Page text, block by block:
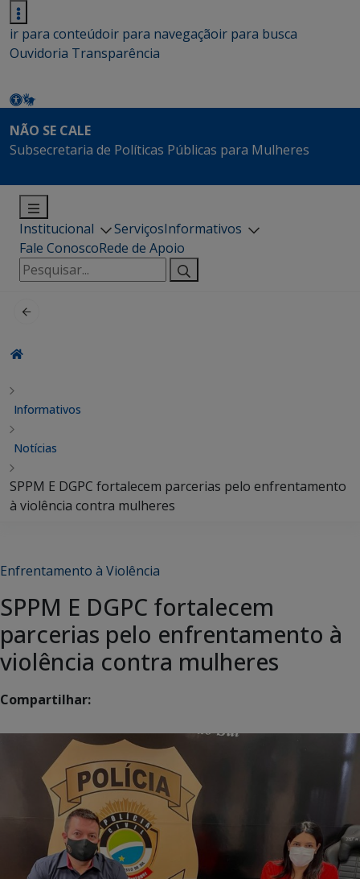
ir para conteúdoir para navegaçãoir para busca
Ouvidoria Transparência
NÃO SE CALE
Subsecretaria de Políticas Públicas para Mulheres
Institucional ServiçosInformativos
Fale ConoscoRede de Apoio
Pesquisar
por:
Informativos
Notícias
SPPM E DGPC fortalecem parcerias pelo enfrentamento
à violência contra mulheres
Enfrentamento à Violência
SPPM E DGPC fortalecem
parcerias pelo enfrentamento à
violência contra mulheres
Compartilhar: